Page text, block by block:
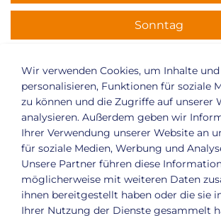
Sonntag
Indoor Outdoor
Premium Fitness und Gesundheit in
aktiVital ist mehr als nur ein
Dessau.
Wir verwenden Cookies, um Inhalte
personalisieren, Funktionen für soziale
zu können und die Zugriffe auf unserer
analysieren. Außerdem geben wir
Ihrer Verwendung unserer Website an
für soziale Medien, Werbung und
Unsere Partner führen diese
möglicherweise mit weiteren Daten
ihnen bereitgestellt haben oder die sie
Ihrer Nutzung der Dienste gesammelt